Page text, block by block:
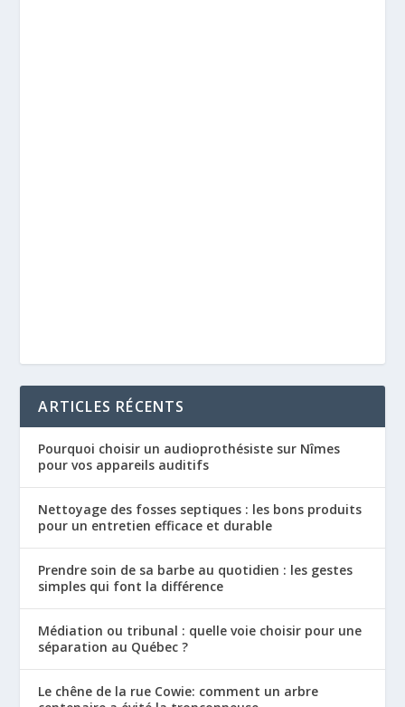
ARTICLES RÉCENTS
Pourquoi choisir un audioprothésiste sur Nîmes
pour vos appareils auditifs
Nettoyage des fosses septiques : les bons produits
pour un entretien efficace et durable
Prendre soin de sa barbe au quotidien : les gestes
simples qui font la différence
Médiation ou tribunal : quelle voie choisir pour une
séparation au Québec ?
Le chêne de la rue Cowie: comment un arbre